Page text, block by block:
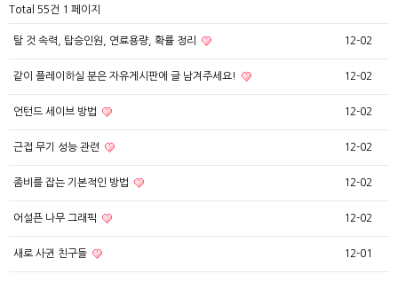
Total 55건 1 페이지
탈 것 속력, 탑승인원, 연료용량, 확률 정리 12-02
같이 플레이하실 분은 자유게시판에 글 남겨주세요! 12-02
언턴드 세이브 방법 12-02
근접 무기 성능 관련 12-02
좀비를 잡는 기본적인 방법 12-02
어설픈 나무 그래픽 12-02
새로 사귄 친구들 12-01